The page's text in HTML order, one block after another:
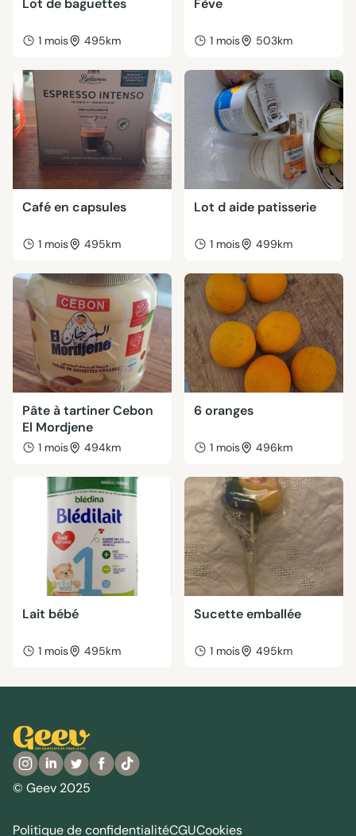
Lot de baguettes
1 mois 495km
Fève
1 mois 503km
Café en capsules
1 mois 495km
Lot d aide patisserie
1 mois 499km
Pâte à tartiner Cebon
El Mordjene
1 mois 494km
6 oranges
1 mois 496km
Lait bébé
1 mois 495km
Sucette emballée
1 mois 495km
© Geev 2025
Politique de confidentialitéCGUCookies